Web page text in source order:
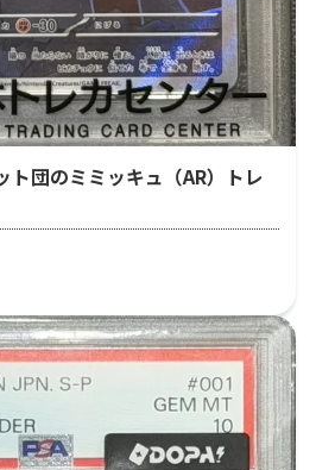
ト団のミミッキュ（AR）トレ